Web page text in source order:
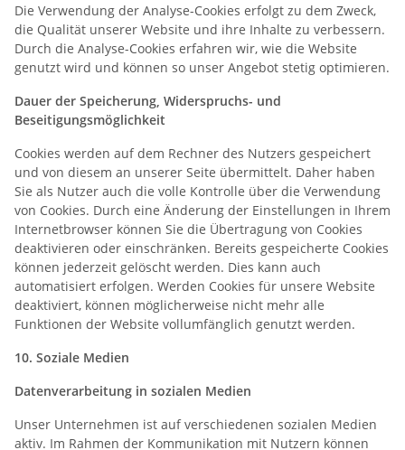
Die Verwendung der Analyse-Cookies erfolgt zu dem Zweck,
die Qualität unserer Website und ihre Inhalte zu verbessern.
Durch die Analyse-Cookies erfahren wir, wie die Website
genutzt wird und können so unser Angebot stetig optimieren.
Dauer der Speicherung, Widerspruchs- und
Beseitigungsmöglichkeit
Cookies werden auf dem Rechner des Nutzers gespeichert
und von diesem an unserer Seite übermittelt. Daher haben
Sie als Nutzer auch die volle Kontrolle über die Verwendung
von Cookies. Durch eine Änderung der Einstellungen in Ihrem
Internetbrowser können Sie die Übertragung von Cookies
deaktivieren oder einschränken. Bereits gespeicherte Cookies
können jederzeit gelöscht werden. Dies kann auch
automatisiert erfolgen. Werden Cookies für unsere Website
deaktiviert, können möglicherweise nicht mehr alle
Funktionen der Website vollumfänglich genutzt werden.
10. Soziale Medien
Datenverarbeitung in sozialen Medien
Unser Unternehmen ist auf verschiedenen sozialen Medien
aktiv. Im Rahmen der Kommunikation mit Nutzern können